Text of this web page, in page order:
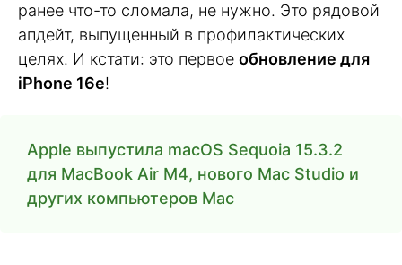
ранее что-то сломала, не нужно. Это рядовой
апдейт, выпущенный в профилактических
целях. И кстати: это первое обновление для
iPhone 16e!
Apple выпустила macOS Sequoia 15.3.2
для MacBook Air M4, нового Mac Studio и
других компьютеров Mac